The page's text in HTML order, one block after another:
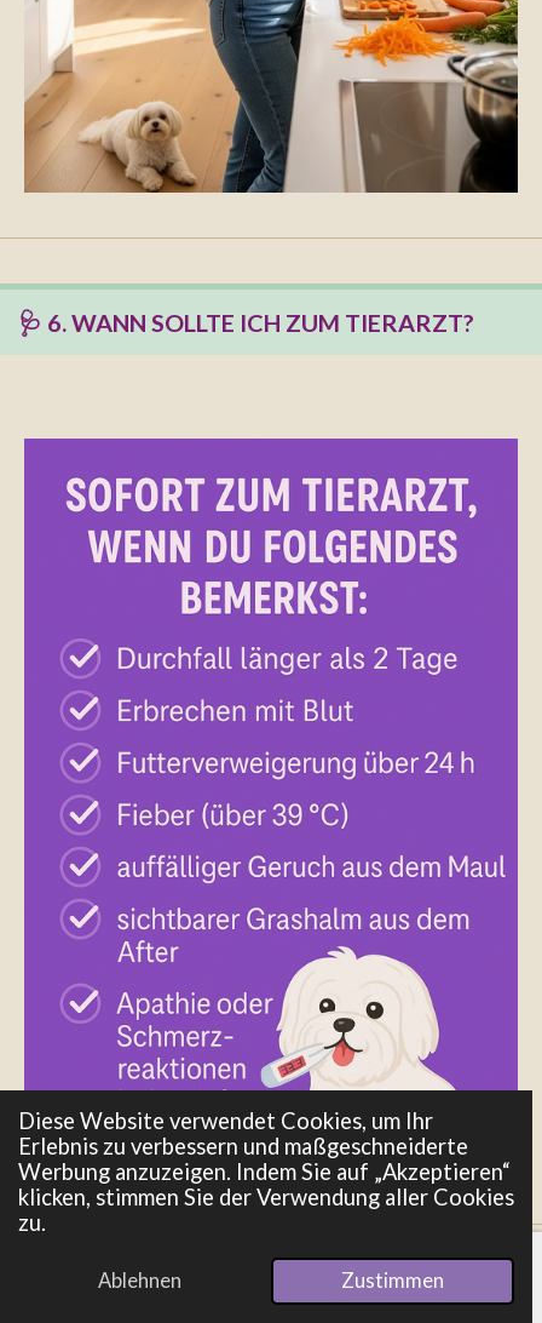
Diese Website verwendet Cookies, um Ihr
Erlebnis zu verbessern und maßgeschneiderte
Werbung anzuzeigen. Indem Sie auf „Akzeptieren“
klicken, stimmen Sie der Verwendung aller Cookies
zu.
Ablehnen Zustimmen
🩺 6. WANN SOLLTE ICH ZUM TIERARZT?
💬 7. FAZIT: ZWISCHEN SALATGELÜSTEN
E-Mail Pinterest